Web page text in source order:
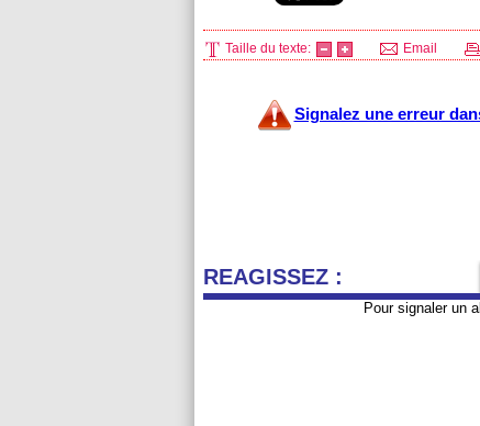
Taille du texte: Email
Signalez une erreur
REAGISSEZ :
Pour signaler un